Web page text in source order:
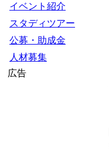
イベント紹介
スタディツアー
公募・助成金
人材募集
広告